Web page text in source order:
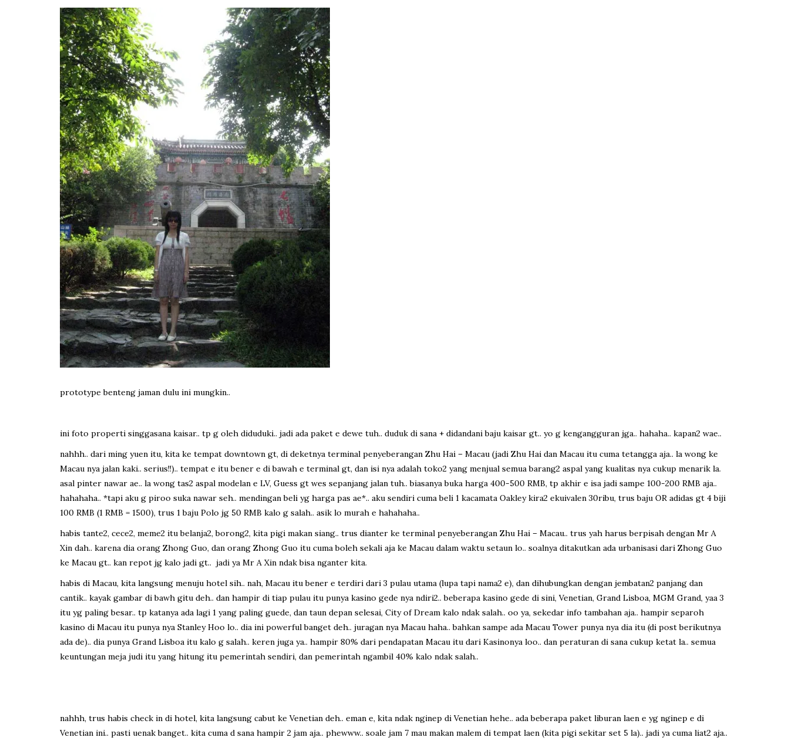
prototype benteng jaman dulu ini mungkin..
ini foto properti singgasana kaisar.. tp g oleh diduduki.. jadi ada paket e dewe tuh.. duduk di sana + didandani baju kaisar gt.. yo g kengangguran jga.. hahaha.. kapan2 wae..
nahhh.. dari ming yuen itu, kita ke tempat downtown gt, di deketnya terminal penyeberangan Zhu Hai – Macau (jadi Zhu Hai dan Macau itu cuma tetangga aja.. la wong ke
Macau nya jalan kaki.. serius!!).. tempat e itu bener e di bawah e terminal gt, dan isi nya adalah toko2 yang menjual semua barang2 aspal yang kualitas nya cukup menarik la.
asal pinter nawar ae.. la wong tas2 aspal modelan e LV, Guess gt wes sepanjang jalan tuh.. biasanya buka harga 400-500 RMB, tp akhir e isa jadi sampe 100-200 RMB aja..
hahahaha.. *tapi aku g piroo suka nawar seh.. mendingan beli yg harga pas ae*.. aku sendiri cuma beli 1 kacamata Oakley kira2 ekuivalen 30ribu, trus baju OR adidas gt 4 biji
100 RMB (1 RMB = 1500), trus 1 baju Polo jg 50 RMB kalo g salah.. asik lo murah e hahahaha..
habis tante2, cece2, meme2 itu belanja2, borong2, kita pigi makan siang.. trus dianter ke terminal penyeberangan Zhu Hai – Macau.. trus yah harus berpisah dengan Mr A
Xin dah.. karena dia orang Zhong Guo, dan orang Zhong Guo itu cuma boleh sekali aja ke Macau dalam waktu setaun lo.. soalnya ditakutkan ada urbanisasi dari Zhong Guo
ke Macau gt.. kan repot jg kalo jadi gt.. jadi ya Mr A Xin ndak bisa nganter kita.
habis di Macau, kita langsung menuju hotel sih.. nah, Macau itu bener e terdiri dari 3 pulau utama (lupa tapi nama2 e), dan dihubungkan dengan jembatan2 panjang dan
cantik.. kayak gambar di bawh gitu deh.. dan hampir di tiap pulau itu punya kasino gede nya ndiri2.. beberapa kasino gede di sini, Venetian, Grand Lisboa, MGM Grand, yaa 3
itu yg paling besar.. tp katanya ada lagi 1 yang paling guede, dan taun depan selesai, City of Dream kalo ndak salah.. oo ya, sekedar info tambahan aja.. hampir separoh
kasino di Macau itu punya nya Stanley Hoo lo.. dia ini powerful banget deh.. juragan nya Macau haha.. bahkan sampe ada Macau Tower punya nya dia itu (di post berikutnya
ada de).. dia punya Grand Lisboa itu kalo g salah.. keren juga ya.. hampir 80% dari pendapatan Macau itu dari Kasinonya loo.. dan peraturan di sana cukup ketat la.. semua
keuntungan meja judi itu yang hitung itu pemerintah sendiri, dan pemerintah ngambil 40% kalo ndak salah..
nahhh, trus habis check in di hotel, kita langsung cabut ke Venetian deh.. eman e, kita ndak nginep di Venetian hehe.. ada beberapa paket liburan laen e yg nginep e di
Venetian ini.. pasti uenak banget.. kita cuma d sana hampir 2 jam aja.. phewww.. soale jam 7 mau makan malem di tempat laen (kita pigi sekitar set 5 la).. jadi ya cuma liat2 aja..